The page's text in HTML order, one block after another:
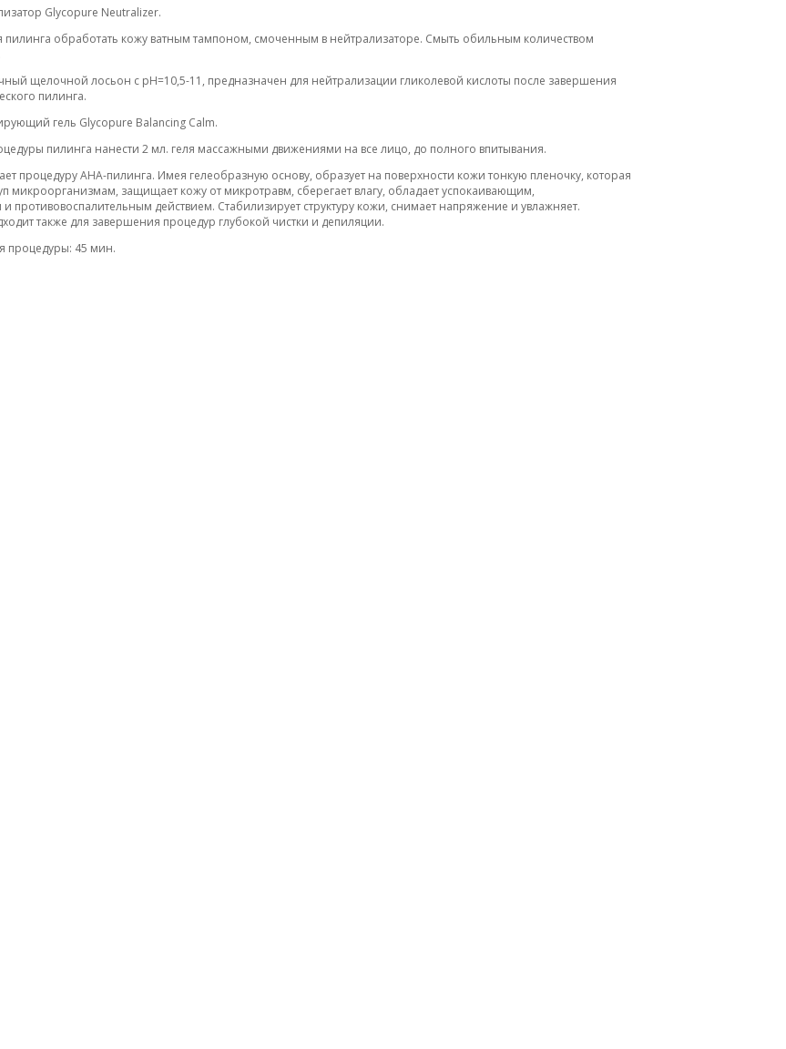
Glycopure Neutralizer.
пилинга обработать кожу ватным тампоном, смоченным в нейтрализаторе. Смыть обильным количеством
щелочной лосьон с pH=10,5-11, предназначен для нейтрализации гликолевой кислоты после завершения
пилинга.
гель Glycopure Balancing Calm.
пилинга нанести 2 мл. геля массажными движениями на все лицо, до полного впитывания.
процедуру АНА-пилинга. Имея гелеобразную основу, образует на поверхности кожи тонкую пленочку, которая
микроорганизмам, защищает кожу от микротравм, сберегает влагу, обладает успокаивающим,
противовоспалительным действием. Стабилизирует структуру кожи, снимает напряжение и увлажняет.
также для завершения процедур глубокой чистки и депиляции.
процедуры: 45 мин.